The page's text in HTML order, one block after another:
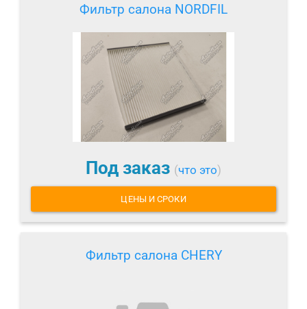
Фильтр салона NORDFIL
Под заказ (что это)
ЦЕНЫ И СРОКИ
Фильтр салона CHERY